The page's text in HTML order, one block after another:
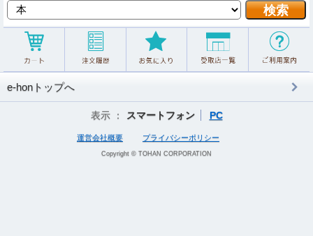
e-honトップへ
表示 ： スマートフォン PC
運営会社概要 プライバシーポリシー
Copyright © TOHAN CORPORATION